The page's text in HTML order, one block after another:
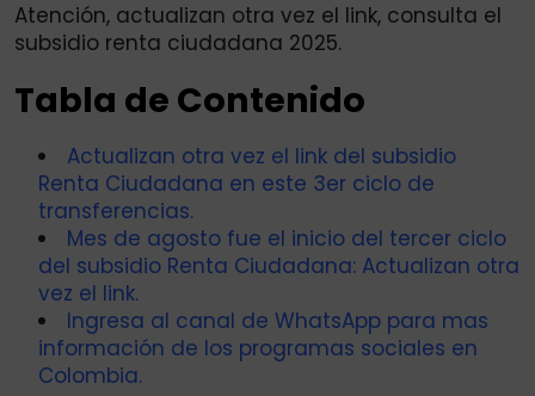
Atención, actualizan otra vez el link, consulta el
subsidio renta ciudadana 2025.
Tabla de Contenido
Actualizan otra vez el link del subsidio
Renta Ciudadana en este 3er ciclo de
transferencias.
Mes de agosto fue el inicio del tercer ciclo
del subsidio Renta Ciudadana: Actualizan otra
vez el link.
Ingresa al canal de WhatsApp para mas
información de los programas sociales en
Colombia.